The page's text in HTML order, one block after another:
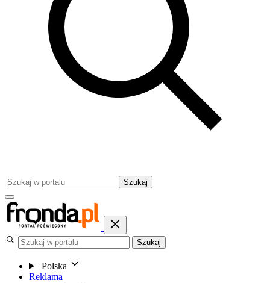
Szukaj
Szukaj
Polska
Reklama